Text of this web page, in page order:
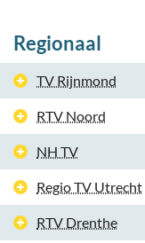
Regionaal
TV Rijnmond
RTV Noord
NH TV
Regio TV Utrecht
RTV Drenthe